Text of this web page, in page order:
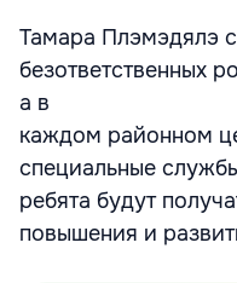
Тамара Плэмэдялэ
безответственных
а в
каждом районном
специальные
ребята будут
повышения и